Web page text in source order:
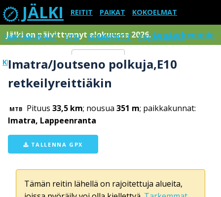
JÄLKI REITIT PAIKAT KOKOELMAT
PAIKKAKUNNAT ETSI KOMMENTIT RAJOITUKSET
KIRJAUDU SISÄÄN Menu
Jälki on päivittynnyt elokuussa 2026.Lue tarkemmin
Imatra/Joutseno polkuja,E10
retkeilyreittiäkin
MTB Pituus 33,5 km; nousua 351 m; paikkakunnat:
Imatra, Lappeenranta
TALLENNA GPX
Tämän reitin lähellä on rajoitettuja alueita,